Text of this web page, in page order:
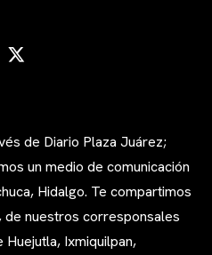
de Diario Plaza Juárez;
un medio de comunicación
Hidalgo. Te compartimos
nuestros corresponsales
Ixmiquilpan,